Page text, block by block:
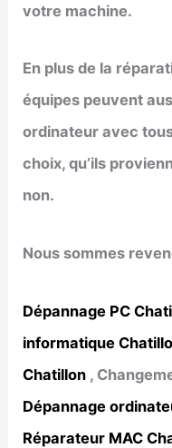
votre machine.
En plus de la
équipes peuvent
ordinateur avec
choix, qu’ils
non.
Nous sommes
Dépannage PC
informatique
Chatillon ,
Dépannage
Réparateur MAC